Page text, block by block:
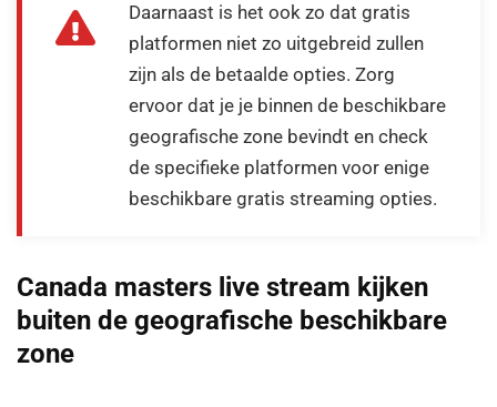
Daarnaast is het ook zo dat gratis
platformen niet zo uitgebreid zullen
zijn als de betaalde opties. Zorg
ervoor dat je je binnen de beschikbare
geografische zone bevindt en check
de specifieke platformen voor enige
beschikbare gratis streaming opties.
Canada masters live stream kijken
buiten de geografische beschikbare
zone